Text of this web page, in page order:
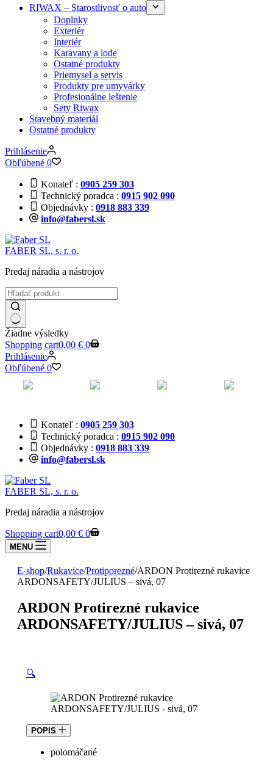
RIWAX – Starostlivosť o auto
Doplnky
Exteriér
Interiér
Karavany a lode
Ostatné produkty
Priemysel a servis
Produkty pre umyvárky
Profesionálne leštenie
Sety Riwax
Stavebný materiál
Ostatné produkty
Prihlásenie
Obľúbené 0
Konateľ
0905 259 303
Technický poradca
0915 902 090
Objednávky
0918 883 339
info@fabersl.sk
FABER SL, s. r. o.
Predaj náradia a nástrojov
Žiadne výsledky
Shopping cart0,00 € 0
Prihlásenie
Obľúbené 0
Konateľ
0905 259 303
Technický poradca
0915 902 090
Objednávky
0918 883 339
info@fabersl.sk
FABER SL, s. r. o.
Predaj náradia a nástrojov
Shopping cart0,00 € 0
MENU
E-shop/Rukavice/Protiporezné/ARDON Protirezné rukavice
ARDONSAFETY/JULIUS – sivá, 07
ARDON Protirezné rukavice
ARDONSAFETY/JULIUS – sivá, 07
🔍
POPIS
polomáčané